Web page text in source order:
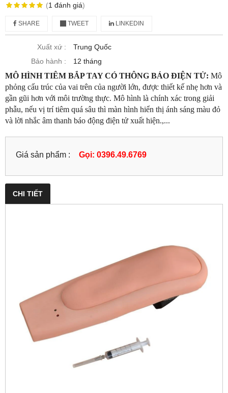
(1 đánh giá)
SHARE TWEET LINKEDIN
Xuất xứ :
Trung Quốc
Bảo hành :
12 tháng
MÔ HÌNH TIÊM BẮP TAY CÓ THÔNG BÁO ĐIỆN TỬ: Mô
phỏng cấu trúc của vai trên của người lớn, được thiết kế nhẹ hơn và
gần gũi hơn với môi trường thực. Mô hình là chính xác trong giải
phẫu, nếu vị trí tiêm quá sâu thì màn hình hiển thị ánh sáng màu đỏ
và lời nhắc âm thanh báo động điện tử xuất hiện.,...
Giá sản phẩm : Gọi: 0396.49.6769
CHI TIẾT